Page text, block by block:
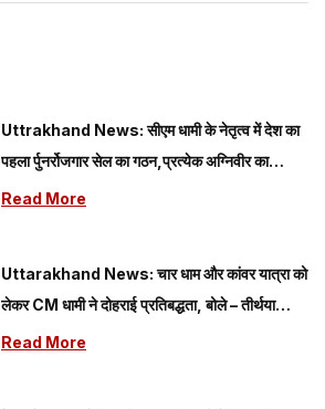
Uttrakhand News: सीएम धामी के नेतृत्व में देश का
पहला र्पुनर्रोजगार सेल का गठन,प्रत्येक अग्निवीर का
रोजगार
Read More
Uttarakhand News: चार धाम और कांवर यात्रा को
लेकर CM धामी ने दोहराई प्रतिबद्धता, बोले – तीर्थयात्रियों
की सुरक्षा...
Read More